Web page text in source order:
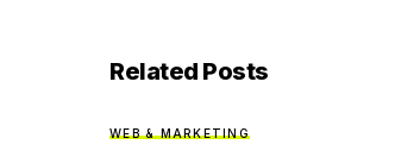
Related Posts
WEB & MARKETING